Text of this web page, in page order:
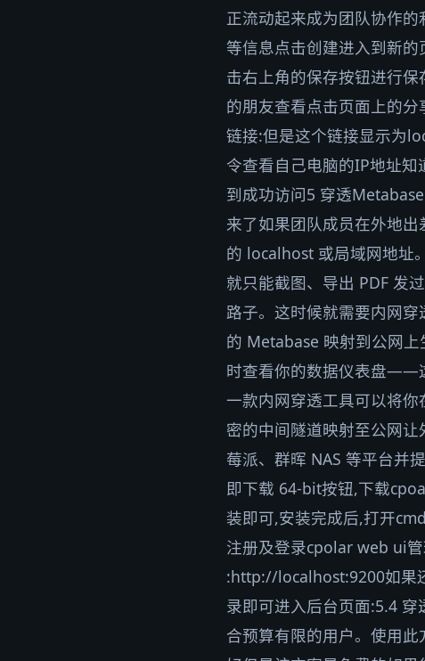
正流动起来成为团队协作
等信息点击创建进入到新
击右上角的保存按钮进行
的朋友查看点击页面上的
链接:但是这个链接显示为
令查看自己电脑的IP地址
到成功访问5 穿透
来了如果团队成员在外地
的 localhost 或局域网地址
就只能截图、导出 PDF 发
路子。这时候就需要内网
的 Metabase 映射到公网
时查看你的数据仪表盘——
一款内网穿透工具可以将
密的中间隧道映射至公网
莓派、群晖 NAS 等平台并
即下载 64-bit按钮,下载
装即可,安装完成后,打开
注册及登录cpolar web ui
:http://localhost:9200如果
录即可进入后台页面:5.4
合预算有限的用户。使用